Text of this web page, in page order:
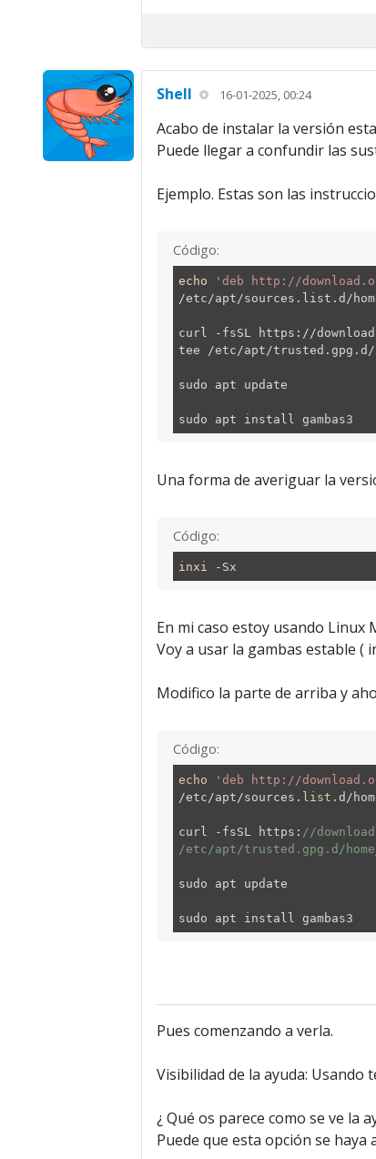
Shell 16-01-2025, 00:24
Acabo de instalar la versión
Puede llegar a confundir las
Ejemplo. Estas son las
Código:
echo 'deb http://
/etc/apt/sources.list.d/
curl -fsSL https://
tee /etc/apt/trusted.gpg.d/
sudo apt update
sudo apt install gambas3
Una forma de averiguar la
Código:
inxi -Sx
En mi caso estoy usando Linux
Voy a usar la gambas estable (
Modifico la parte de arriba y
Código:
echo 'deb http://
/etc/apt/sources. list .d/
curl -fsSL https: //
/etc/apt/trusted.gpg.d/
sudo apt update
sudo apt install gambas3
Pues comenzando a verla.
Visibilidad de la ayuda:
¿ Qué os parece como se ve la
Puede que esta opción se haya